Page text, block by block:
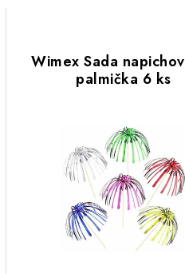
Wimex Sada
palmička 6 ks